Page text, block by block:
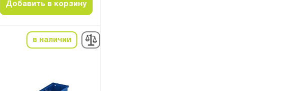
Добавить в корзину
в наличии